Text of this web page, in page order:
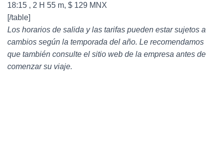
18:15 , 2 H 55 m, $ 129 MNX
[/table]
Los horarios de salida y las tarifas pueden estar sujetos a
cambios según la temporada del año. Le recomendamos
que también consulte el sitio web de la empresa antes de
comenzar su viaje.